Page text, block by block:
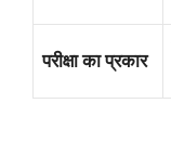
परीक्षा का प्रकार